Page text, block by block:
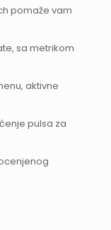
pomaže vam
sa metrikom
aktivne
pulsa za